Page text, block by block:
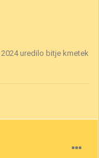
uredilo bitje kmetek